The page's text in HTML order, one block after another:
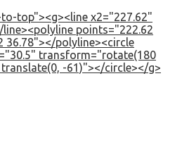
top"><g><line x2="227.62"
points="222.62
36.78"></polyline><circle
transform="rotate(180
translate(0, -61)"></circle></g>